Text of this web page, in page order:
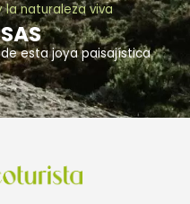
la naturaleza viva
esta joya paisajística